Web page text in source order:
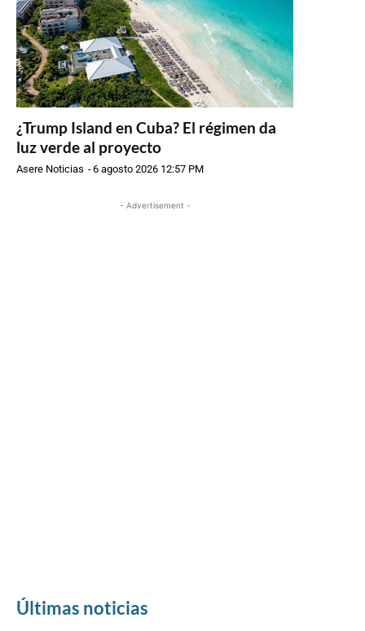
¿Trump Island en Cuba? El régimen da
luz verde al proyecto
Asere Noticias -6 agosto 2026 12:57 PM
- Advertisement -
Últimas noticias